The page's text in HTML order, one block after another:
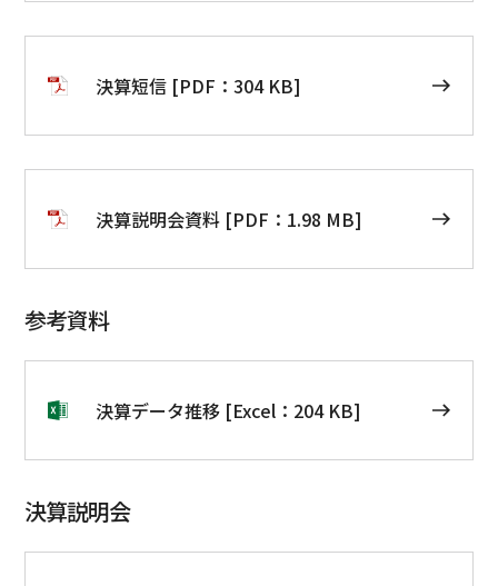
決算短信 [PDF：304 KB]
決算説明会資料 [PDF：1.98 MB]
参考資料
決算データ推移 [Excel：204 KB]
決算説明会